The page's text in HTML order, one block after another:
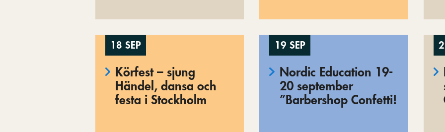
18 SEP
Körfest – sjung
Händel, dansa och
festa i Stockholm
19 SEP
Nordic Education 19-
20 september
”Barbershop Confetti!